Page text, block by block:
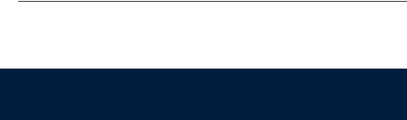
Corso Di Aggiornamento Per